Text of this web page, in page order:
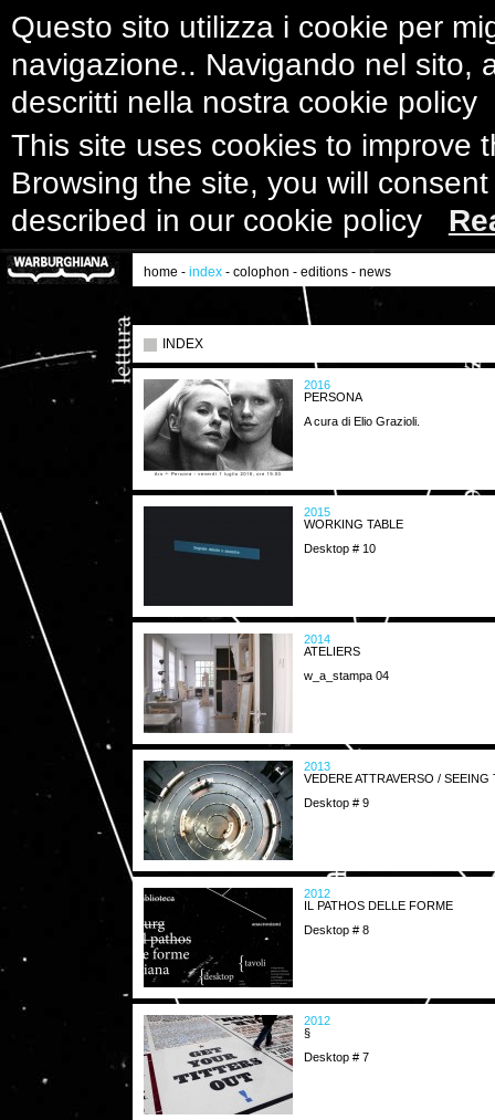
Questo sito utilizza i cookie per
navigazione.. Navigando nel sito,
descritti nella nostra cookie
This site uses cookies to improve
Browsing the site, you will
described in our cookie policy
home - index - colophon - editions - news
INDEX
2016
PERSONA
A cura di Elio Grazioli.
2015
WORKING TABLE
Desktop # 10
2014
ATELIERS
w_a_stampa 04
2013
VEDERE ATTRAVERSO /
Desktop # 9
2012
IL PATHOS DELLE FORME
Desktop # 8
2012
§
Desktop # 7